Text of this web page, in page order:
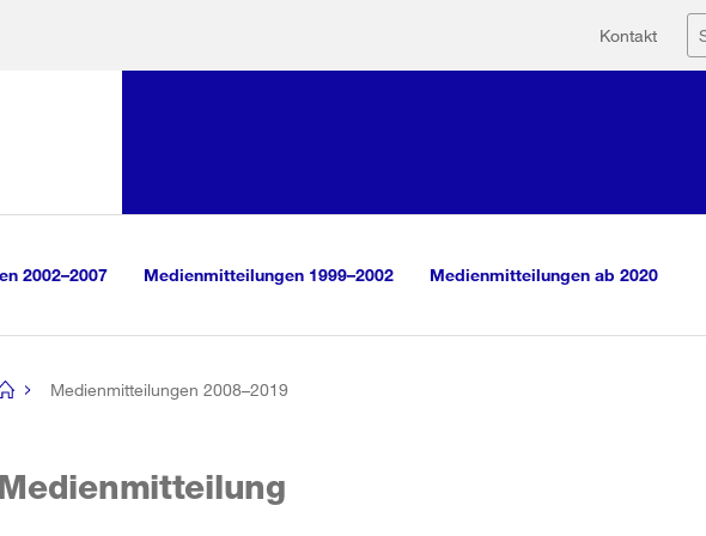
Kontakt
2002–2007 Medienmitteilungen 1999–2002 Medienmitteilungen ab 2020
Medienmitteilungen 2008–2019